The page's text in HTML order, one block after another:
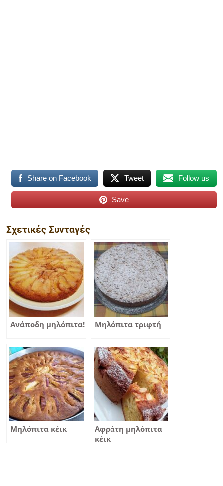
Share on Facebook Tweet Follow us
Save
Σχετικές Συνταγές
Ανάποδη μηλόπιτα! Μηλόπιτα τριφτή
Μηλόπιτα κέικ
Αφράτη μηλόπιτα
κέικ